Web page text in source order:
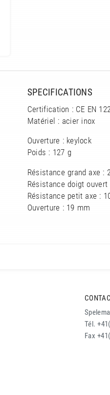
SPECIFICATIONS
Certification : CE EN
Matériel : acier inox
Ouverture : keylock
Poids : 127 g
Résistance grand axe :
Résistance doigt ouvert
Résistance petit axe :
Ouverture : 19 mm
Tél.
Fax